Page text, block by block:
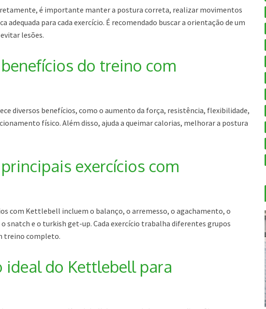
é importante manter a postura correta, realizar movimentos
adequada para cada exercício. É recomendado buscar a orientação de um
lesões.
do treino com
diversos benefícios, como o aumento da força, resistência, flexibilidade,
físico. Além disso, ajuda a queimar calorias, melhorar a postura
exercícios com
com Kettlebell incluem o balanço, o arremesso, o agachamento, o
snatch e o turkish get-up. Cada exercício trabalha diferentes grupos
treino completo.
ideal do Kettlebell para